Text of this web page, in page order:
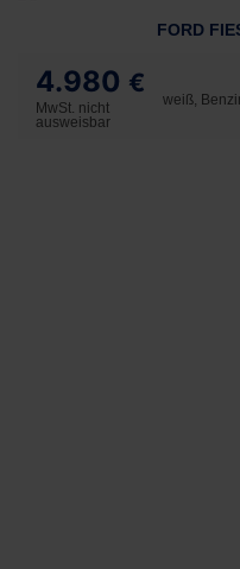
FORD
4.980 €
MwSt. nicht
ausweisbar
weiß,